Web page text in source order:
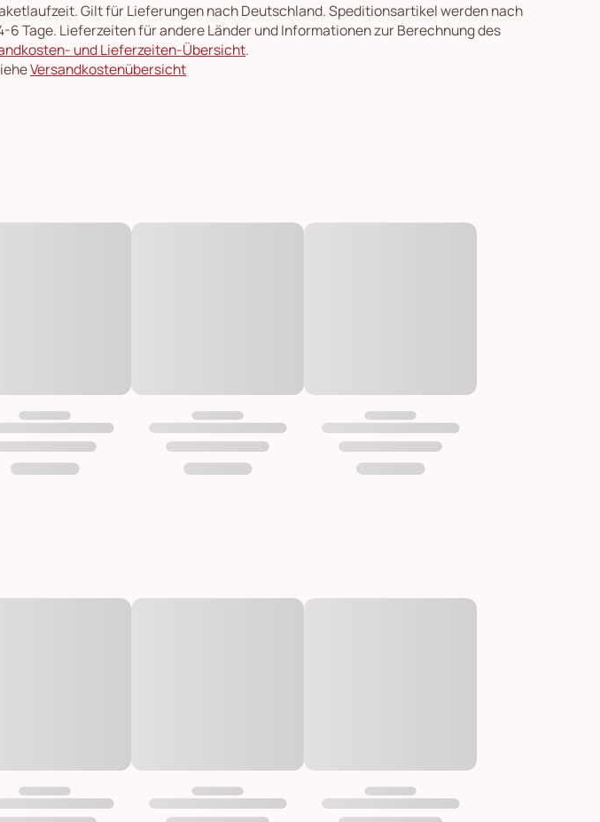
Gilt für Lieferungen nach Deutschland. Speditionsartikel werden nach
Tage. Lieferzeiten für andere Länder und Informationen zur Berechnung des
und Lieferzeiten-Übersicht.
Versandkostenübersicht